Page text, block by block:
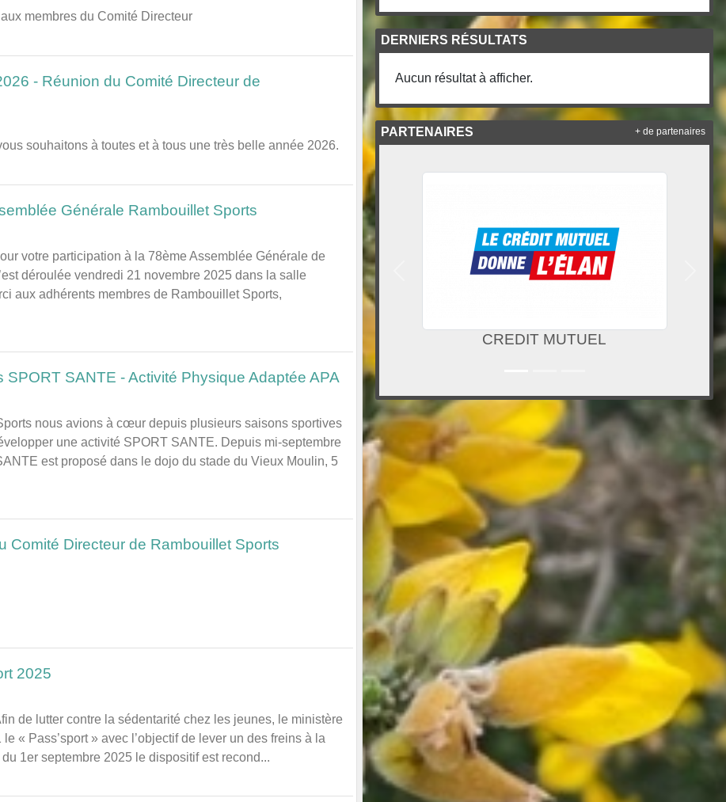
membres du Comité Directeur
- Réunion du Comité Directeur de
souhaitons à toutes et à tous une très belle année 2026.
Générale Rambouillet Sports
votre participation à la 78ème Assemblée Générale de
déroulée vendredi 21 novembre 2025 dans la salle
aux adhérents membres de Rambouillet Sports,
SPORT SANTE - Activité Physique Adaptée APA
nous avions à cœur depuis plusieurs saisons sportives
une activité SPORT SANTE. Depuis mi-septembre
est proposé dans le dojo du stade du Vieux Moulin, 5
Comité Directeur de Rambouillet Sports
2025
de lutter contre la sédentarité chez les jeunes, le ministère
« Pass’sport » avec l’objectif de lever un des freins à la
1er septembre 2025 le dispositif est recond...
DERNIERS RÉSULTATS
Aucun résultat à afficher.
PARTENAIRES + de partenaires